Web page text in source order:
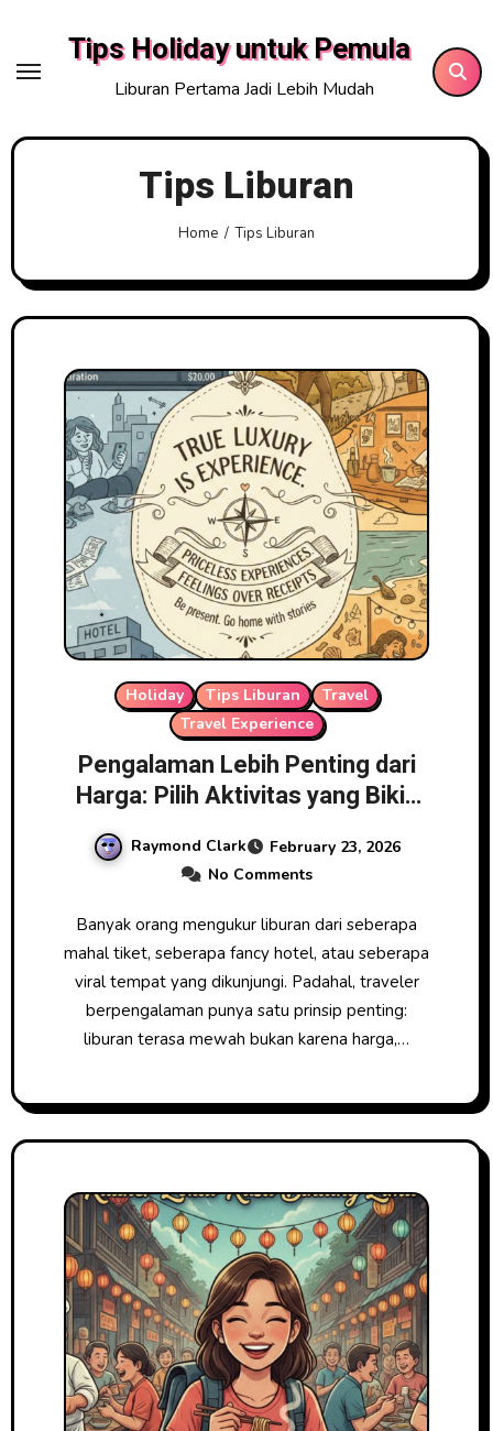
content
Tips Holiday untuk Pemula
Liburan Pertama Jadi Lebih Mudah
Tips Liburan
Home Tips Liburan
Holiday Tips Liburan
Travel
Travel Experience
Pengalaman Lebih Penting dari
Harga: Pilih Aktivitas yang Bikin
Raymond Clark
February 23, 2026
No Comments
Banyak orang mengukur liburan dari seberapa
mahal tiket, seberapa fancy hotel, atau seberapa
viral tempat yang dikunjungi. Padahal, traveler
berpengalaman punya satu prinsip penting:
liburan terasa mewah bukan karena harga,…